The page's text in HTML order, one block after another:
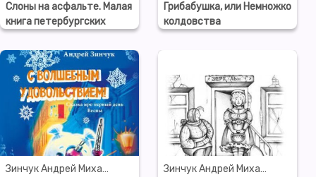
Слоны на асфальте. Малая
книга петербургских
сказок
Грибабушка, или Немножко
колдовства
Зинчук Андрей Михайлович
Зинчук Андрей Михайлович